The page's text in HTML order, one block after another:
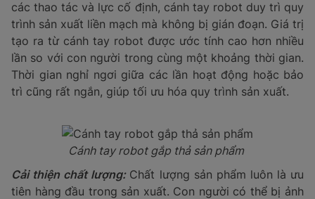
các thao tác và lực cố định, cánh tay robot duy trì quy
trình sản xuất liền mạch mà không bị gián đoạn. Giá trị
tạo ra từ cánh tay robot được ước tính cao hơn nhiều
lần so với con người trong cùng một khoảng thời gian.
Thời gian nghỉ ngơi giữa các lần hoạt động hoặc bảo
trì cũng rất ngắn, giúp tối ưu hóa quy trình sản xuất.
Cánh tay robot gắp thả sản phẩm
Cải thiện chất lượng: Chất lượng sản phẩm luôn là ưu
tiên hàng đầu trong sản xuất. Con người có thể bị ảnh